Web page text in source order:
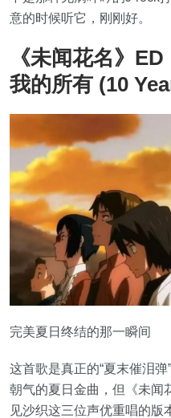
意的时候听它，刚刚好。
《未闻花名》
我的所有 (10
完美夏日终结的那一瞬间
这首歌是真正的“夏末催泪
朝气的夏日金曲，但《未闻
见沙织这三位声优重唱的版